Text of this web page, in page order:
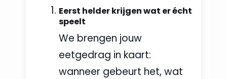
Eerst helder krijgen wat er écht
speelt
We brengen jouw
eetgedrag in kaart:
wanneer gebeurt het, wat